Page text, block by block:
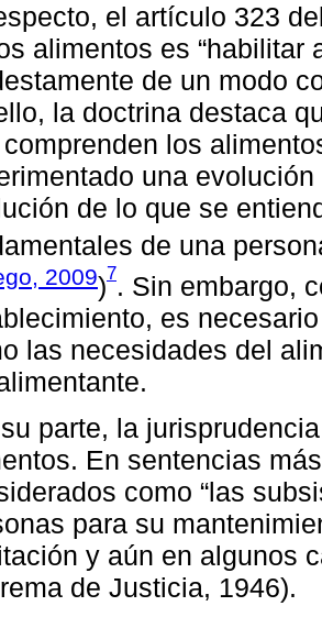
el artículo 323
alimentos es “habilitar
de un modo
la doctrina destaca
los
una
de lo que se
de una
2009)7. Sin embargo,
es
las necesidades del
parte, la
En sentencias
como “las
para su
y aún en algunos
de Justicia, 1946).